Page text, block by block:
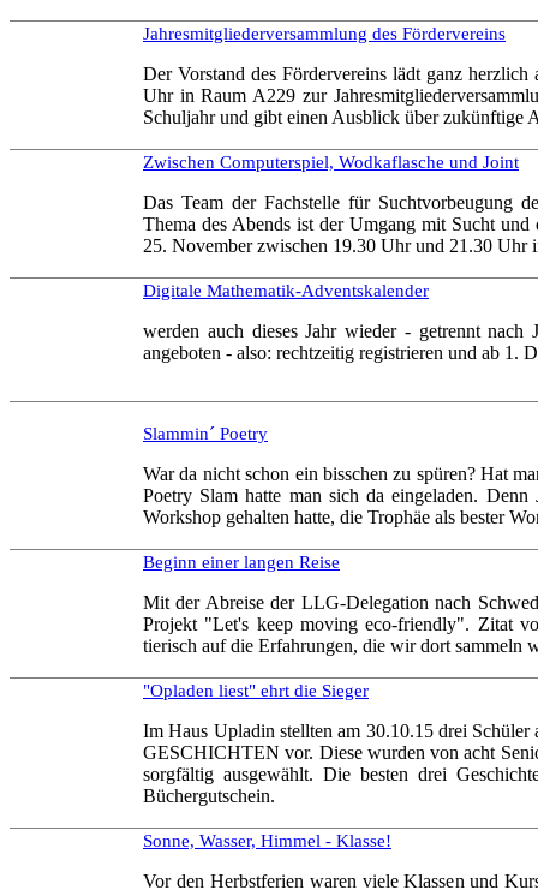
Jahresmitgliederversammlung des Fördervereins
Der Vorstand des Fördervereins lädt ganz
Uhr in Raum A229 zur
Schuljahr und gibt einen Ausblick über
Zwischen Computerspiel, Wodkaflasche und Joint
Das Team der Fachstelle für Suchtvorbeugung
Thema des Abends ist der Umgang mit Sucht
25. November zwischen 19.30 Uhr und 21.30 Uhr
Digitale Mathematik-Adventskalender
werden auch dieses Jahr wieder - getrennt
angeboten - also: rechtzeitig registrieren und ab 1.
Slammin´ Poetry
War da nicht schon ein bisschen zu spüren? Hat
Poetry Slam hatte man sich da eingeladen.
Workshop gehalten hatte, die Trophäe als bester
Beginn einer langen Reise
Mit der Abreise der LLG-Delegation nach
Projekt "Let's keep moving eco-friendly". Zitat
tierisch auf die Erfahrungen, die wir dort sammeln
"Opladen liest" ehrt die Sieger
Im Haus Upladin stellten am 30.10.15 drei
GESCHICHTENvor. Diese wurden von acht
sorgfältig ausgewählt. Die besten drei
Büchergutschein.
Sonne, Wasser, Himmel - Klasse!
Vor den Herbstferien waren viele Klassen und